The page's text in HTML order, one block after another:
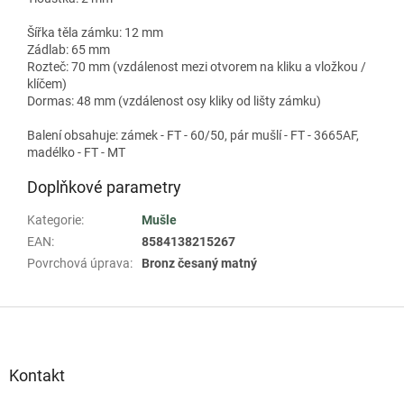
Šířka těla zámku: 12 mm
Zádlab: 65 mm
Rozteč: 70 mm (vzdálenost mezi otvorem na kliku a vložkou /
klíčem)
Dormas: 48 mm (vzdálenost osy kliky od lišty zámku)
Balení obsahuje: zámek - FT - 60/50, pár mušlí - FT - 3665AF,
madélko - FT - MT
Doplňkové parametry
Kategorie:
Mušle
EAN:
8584138215267
Povrchová úprava: Bronz česaný matný
Kontakt